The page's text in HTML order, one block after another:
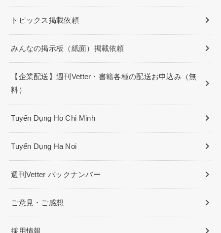
トピックス掲載依頼
みんなの掲示板（紙面）掲載依頼
【企業配送】週刊Vetter・書籍各種の配送お申込み（無
料）
Tuyển Dụng Ho Chi Minh
Tuyển Dụng Ha Noi
週刊Vetter バックナンバー
ご意見・ご感想
採用情報